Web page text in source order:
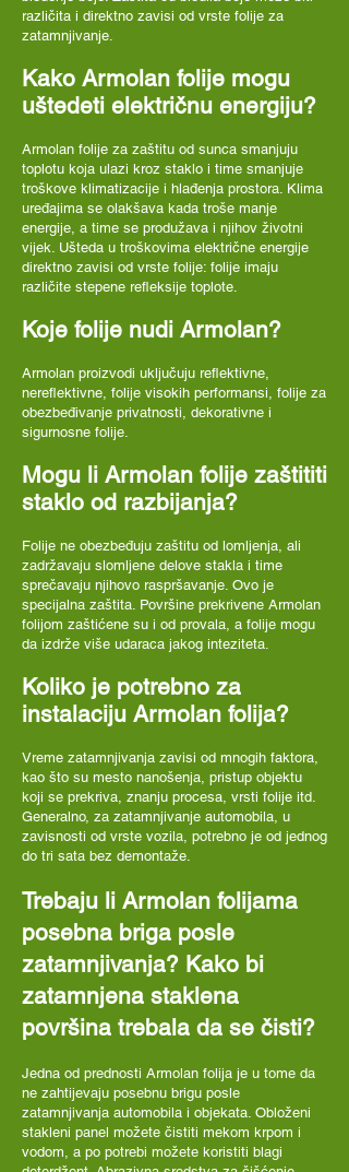
različita i direktno zavisi od vrste folije za
zatamnjivanje.
Kako Armolan folije mogu
uštedeti električnu energiju?
Armolan folije za zaštitu od sunca smanjuju
toplotu koja ulazi kroz staklo i time smanjuje
troškove klimatizacije i hlađenja prostora. Klima
uređajima se olakšava kada troše manje
energije, a time se produžava i njihov životni
vijek. Ušteda u troškovima električne energije
direktno zavisi od vrste folije: folije imaju
različite stepene refleksije toplote.
Koje folije nudi Armolan?
Armolan proizvodi uključuju reflektivne,
nereflektivne, folije visokih performansi, folije za
obezbeđivanje privatnosti, dekorativne i
sigurnosne folije.
Mogu li Armolan folije zaštititi
staklo od razbijanja?
Folije ne obezbeđuju zaštitu od lomljenja, ali
zadržavaju slomljene delove stakla i time
sprečavaju njihovo raspršavanje. Ovo je
specijalna zaštita. Površine prekrivene Armolan
folijom zaštićene su i od provala, a folije mogu
da izdrže više udaraca jakog inteziteta.
Koliko je potrebno za
instalaciju Armolan folija?
Vreme zatamnjivanja zavisi od mnogih faktora,
kao što su mesto nanošenja, pristup objektu
koji se prekriva, znanju procesa, vrsti folije itd.
Generalno, za zatamnjivanje automobila, u
zavisnosti od vrste vozila, potrebno je od jednog
do tri sata bez demontaže.
Trebaju li Armolan folijama
posebna briga posle
zatamnjivanja? Kako bi
zatamnjena staklena
površina trebala da se čisti?
Jedna od prednosti Armolan folija je u tome da
ne zahtijevaju posebnu brigu posle
zatamnjivanja automobila i objekata. Obloženi
stakleni panel možete čistiti mekom krpom i
vodom, a po potrebi možete koristiti blagi